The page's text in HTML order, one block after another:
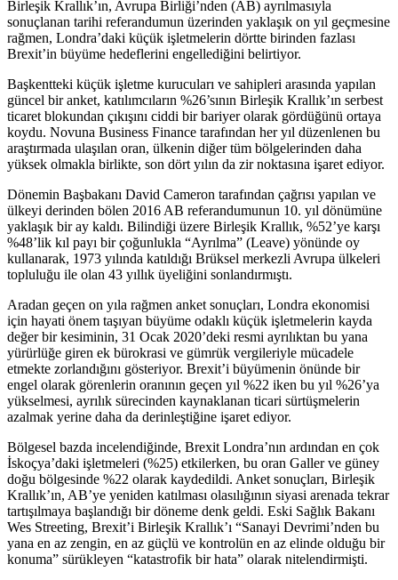
Birleşik Krallık’ın, Avrupa Birliği’nden (AB) ayrılmasıyla
sonuçlanan tarihi referandumun üzerinden yaklaşık on yıl geçmesine
rağmen, Londra’daki küçük işletmelerin dörtte birinden fazlası
Brexit’in büyüme hedeflerini engellediğini belirtiyor.
Başkentteki küçük işletme kurucuları ve sahipleri arasında yapılan
güncel bir anket, katılımcıların %26’sının Birleşik Krallık’ın serbest
ticaret blokundan çıkışını ciddi bir bariyer olarak gördüğünü ortaya
koydu. Novuna Business Finance tarafından her yıl düzenlenen bu
araştırmada ulaşılan oran, ülkenin diğer tüm bölgelerinden daha
yüksek olmakla birlikte, son dört yılın da zir noktasına işaret ediyor.
Dönemin Başbakanı David Cameron tarafından çağrısı yapılan ve
ülkeyi derinden bölen 2016 AB referandumunun 10. yıl dönümüne
yaklaşık bir ay kaldı. Bilindiği üzere Birleşik Krallık, %52’ye karşı
%48’lik kıl payı bir çoğunlukla “Ayrılma” (Leave) yönünde oy
kullanarak, 1973 yılında katıldığı Brüksel merkezli Avrupa ülkeleri
topluluğu ile olan 43 yıllık üyeliğini sonlandırmıştı.
Aradan geçen on yıla rağmen anket sonuçları, Londra ekonomisi
için hayati önem taşıyan büyüme odaklı küçük işletmelerin kayda
değer bir kesiminin, 31 Ocak 2020’deki resmi ayrılıktan bu yana
yürürlüğe giren ek bürokrasi ve gümrük vergileriyle mücadele
etmekte zorlandığını gösteriyor. Brexit’i büyümenin önünde bir
engel olarak görenlerin oranının geçen yıl %22 iken bu yıl %26’ya
yükselmesi, ayrılık sürecinden kaynaklanan ticari sürtüşmelerin
azalmak yerine daha da derinleştiğine işaret ediyor.
Bölgesel bazda incelendiğinde, Brexit Londra’nın ardından en çok
İskoçya’daki işletmeleri (%25) etkilerken, bu oran Galler ve güney
doğu bölgesinde %22 olarak kaydedildi. Anket sonuçları, Birleşik
Krallık’ın, AB’ye yeniden katılması olasılığının siyasi arenada tekrar
tartışılmaya başlandığı bir döneme denk geldi. Eski Sağlık Bakanı
Wes Streeting, Brexit’i Birleşik Krallık’ı “Sanayi Devrimi’nden bu
yana en az zengin, en az güçlü ve kontrolün en az elinde olduğu bir
konuma” sürükleyen “katastrofik bir hata” olarak nitelendirmişti.